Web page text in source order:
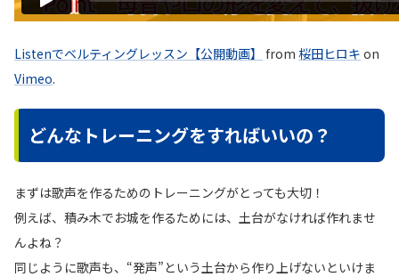
Listenでベルティングレッスン【公開動画】 from 桜田ヒロキ on
Vimeo.
どんなトレーニングをすればいいの？
まずは歌声を作るためのトレーニングがとっても大切！
例えば、積み木でお城を作るためには、土台がなければ作れませ
んよね？
同じように歌声も、“発声”という土台から作り上げないといけま